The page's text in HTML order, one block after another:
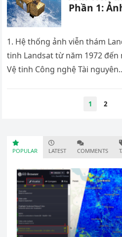
Phần 1:
1. Hệ thống ảnh viễn thám
tinh Landsat từ năm 1972 đến
Vệ tinh Công nghệ Tài
1 2
POPULAR LATEST COMMENTS